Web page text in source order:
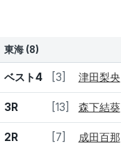
東海 (8)
結果 シード 選手名
ベスト4 [3] 津田梨央
3R [13] 森下結葵
2R [7] 成田百那